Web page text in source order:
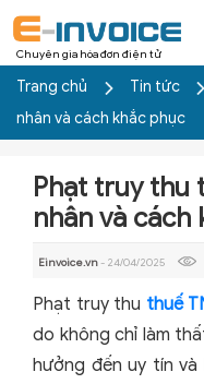
Chuyên gia hóa đơn điện tử
Trang chủ Tin tức
nhân và cách khắc phục
Phạt truy thu
nhân và cách
Einvoice.vn- 24/04/2025
Phạt truy thu thuế
do không chỉ làm
hưởng đến uy tín